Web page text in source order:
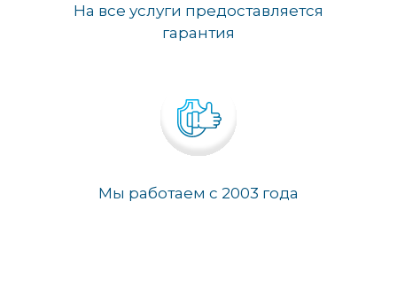
На все услуги предоставляется
гарантия
Мы работаем с 2003 года